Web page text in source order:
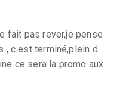
fait pas rever,je pense
, c est terminé,plein d
ce sera la promo aux